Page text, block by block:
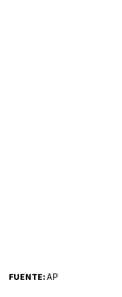
FUENTE:AP